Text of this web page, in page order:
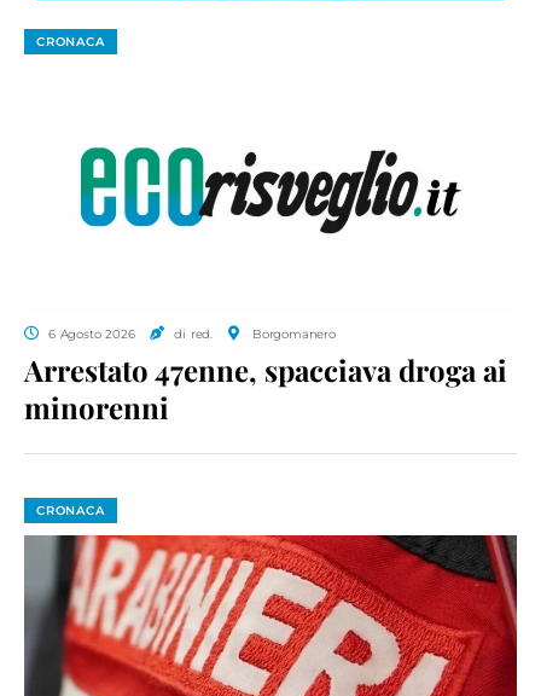
CRONACA
6 Agosto 2026 di red. Borgomanero
Arrestato 47enne, spacciava droga ai
minorenni
CRONACA